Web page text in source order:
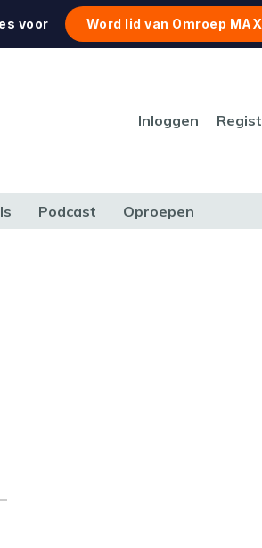
voor Word lid van Omroep MAX
Inloggen
Podcast Oproepen